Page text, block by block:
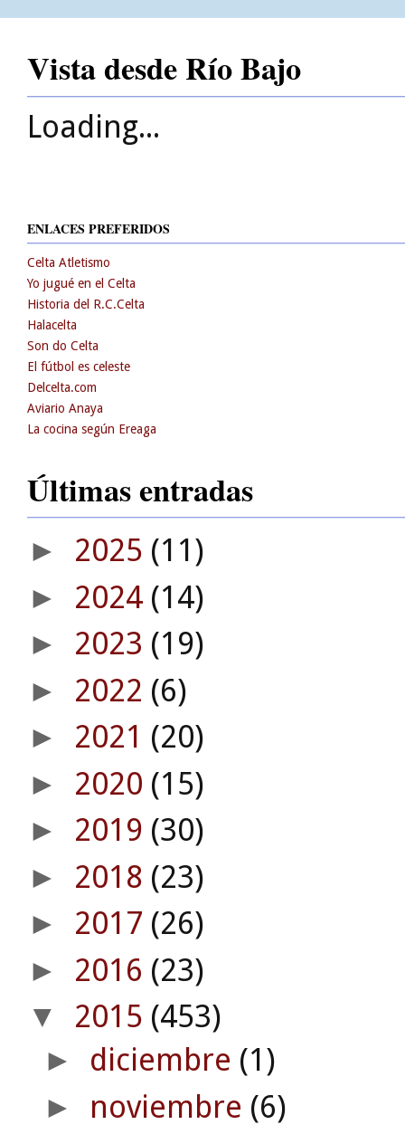
Vista desde Río Bajo
Loading...
ENLACES PREFERIDOS
Celta Atletismo
Yo jugué en el Celta
Historia del R.C.Celta
Halacelta
Son do Celta
El fútbol es celeste
Delcelta.com
Aviario Anaya
La cocina según Ereaga
Últimas entradas
► 2025 (11)
► 2024 (14)
► 2023 (19)
► 2022 (6)
► 2021 (20)
► 2020 (15)
► 2019 (30)
► 2018 (23)
► 2017 (26)
► 2016 (23)
▼ 2015 (453)
► diciembre (1)
► noviembre (6)